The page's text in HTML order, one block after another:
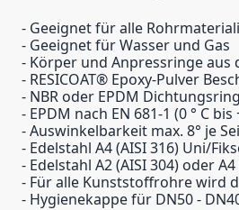
- Geeignet für alle
- Geeignet für Wasser und Gas
- Körper und Anpressringe aus
- RESICOAT® Epoxy-Pulver
- NBR oder EPDM
- EPDM nach EN 681-1 (0 ° C bis
- Auswinkelbarkeit max. 8° je
- Edelstahl A4 (AISI 316) Uni/
- Edelstahl A2 (AISI 304) oder
- Für alle Kunststoffrohre wird
- Hygienekappe für DN50 -